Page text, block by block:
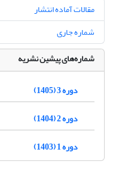
مقالات آماده انتشار
شماره جاری
شماره‌های پیشین نشریه
دوره 3 (1405)
دوره 2 (1404)
دوره 1 (1403)